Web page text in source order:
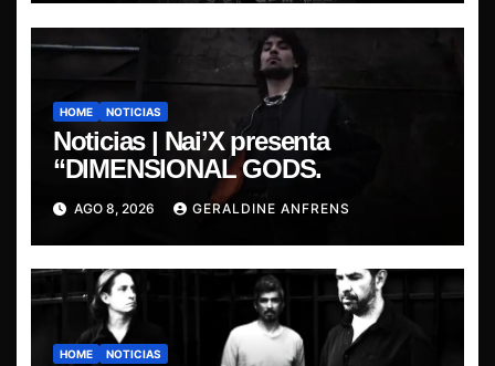
HOME NOTICIAS
Noticias | Nai’X presenta
“DIMENSIONAL GODS.
AGO 8, 2026 GERALDINE ANFRENS
HOME NOTICIAS